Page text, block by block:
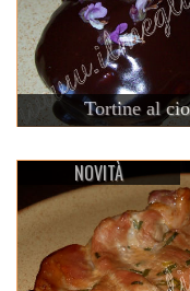
Tortine al
NOVITÀ